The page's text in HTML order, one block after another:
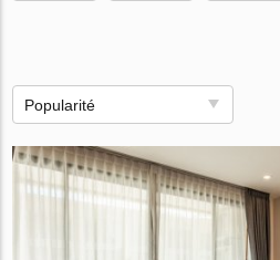
Popularité